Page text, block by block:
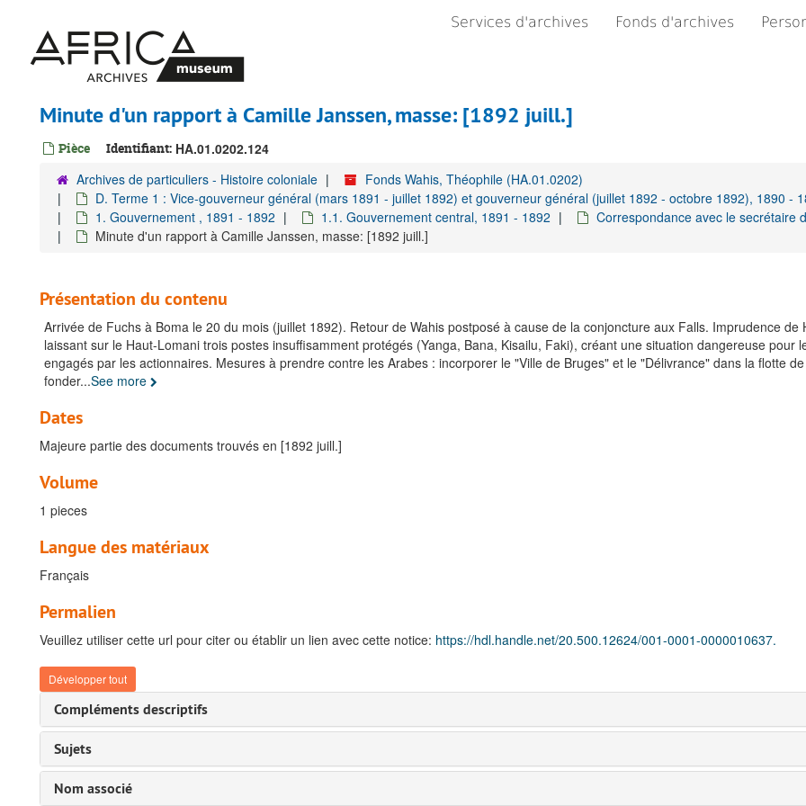
contenu
principal
Services d'archives Fonds d'archives
Minute d'un rapport à Camille Janssen, masse: [1892 juill.]
Pièce Identifiant: HA.01.0202.124
Archives de particuliers - Histoire coloniale
Fonds Wahis, Théophile (HA.01.0202)
D. Terme 1 : Vice-gouverneur général (mars 1891 - juillet 1892) et gouverneur général (juillet 1892 - octobre 1892), 1890 -
1. Gouvernement , 1891 - 1892
1.1. Gouvernement central, 1891 - 1892
Correspondance avec le secrétaire
Minute d'un rapport à Camille Janssen, masse: [1892 juill.]
Présentation du contenu
Arrivée de Fuchs à Boma le 20 du mois (juillet 1892). Retour de Wahis postposé à cause de la conjoncture aux Falls. Imprudence de
laissant sur le Haut-Lomani trois postes insuffisamment protégés (Yanga, Bana, Kisailu, Faki), créant une situation dangereuse pour
engagés par les actionnaires. Mesures à prendre contre les Arabes : incorporer le "Ville de Bruges" et le "Délivrance" dans la flotte
fonder...See more
Dates
Majeure partie des documents trouvés en [1892 juill.]
Volume
1 pieces
Langue des matériaux
Français
Permalien
Veuillez utiliser cette url pour citer ou établir un lien avec cette notice: https://hdl.handle.net/20.500.12624/001-0001-0000010637.
Développer tout
Compléments descriptifs
Sujets
Nom associé